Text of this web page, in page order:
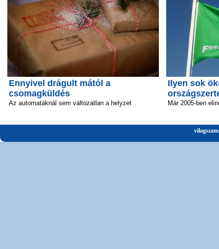
Ennyivel drágult mától a
csomagküldés
Az automatáknál sem változatlan a helyzet
Ilyen sok
Már 2005-ben